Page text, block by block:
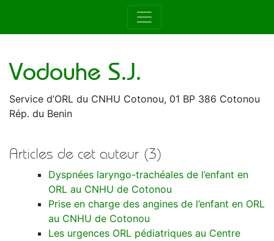
Auteur de la RAMUR
Vodouhe S.J.
Service d’ORL du CNHU Cotonou, 01 BP 386 Cotonou
Rép. du Benin
Articles de cet auteur (3)
Dyspnées laryngo-trachéales de l’enfant en
ORL au CNHU de Cotonou
Prise en charge des angines de l’enfant en ORL
au CNHU de Cotonou
Les urgences ORL pédiatriques au Centre